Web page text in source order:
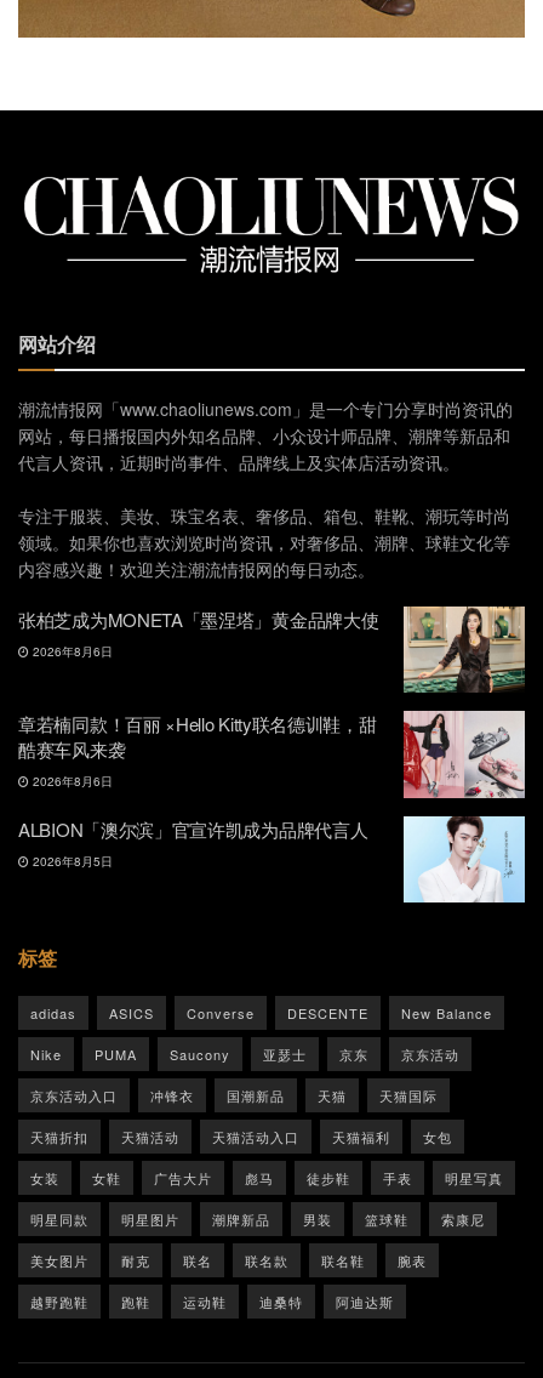
网站介绍
潮流情报网「www.chaoliunews.com」是一个专门分享时尚资讯的
网站，每日播报国内外知名品牌、小众设计师品牌、潮牌等新品和
代言人资讯，近期时尚事件、品牌线上及实体店活动资讯。
专注于服装、美妆、珠宝名表、奢侈品、箱包、鞋靴、潮玩等时尚
领域。如果你也喜欢浏览时尚资讯，对奢侈品、潮牌、球鞋文化等
内容感兴趣！欢迎关注潮流情报网的每日动态。
张柏芝成为MONETA「墨涅塔」黄金品牌大使
2026年8月6日
章若楠同款！百丽 ×Hello Kitty联名德训鞋，甜
酷赛车风来袭
2026年8月6日
ALBION「澳尔滨」官宣许凯成为品牌代言人
2026年8月5日
标签
adidas ASICS Converse DESCENTE New Balance
Nike PUMA Saucony 亚瑟士 京东 京东活动
京东活动入口 冲锋衣 国潮新品 天猫 天猫国际
天猫折扣 天猫活动 天猫活动入口 天猫福利 女包
女装 女鞋 广告大片 彪马 徒步鞋 手表 明星写真
明星同款 明星图片 潮牌新品 男装 篮球鞋 索康尼
美女图片 耐克 联名 联名款 联名鞋 腕表
越野跑鞋 跑鞋 运动鞋 迪桑特 阿迪达斯